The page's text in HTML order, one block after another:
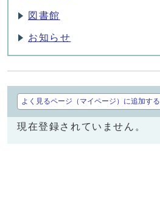
図書館
お知らせ
よく見るページ（マイページ）に追加する
現在登録されていません。